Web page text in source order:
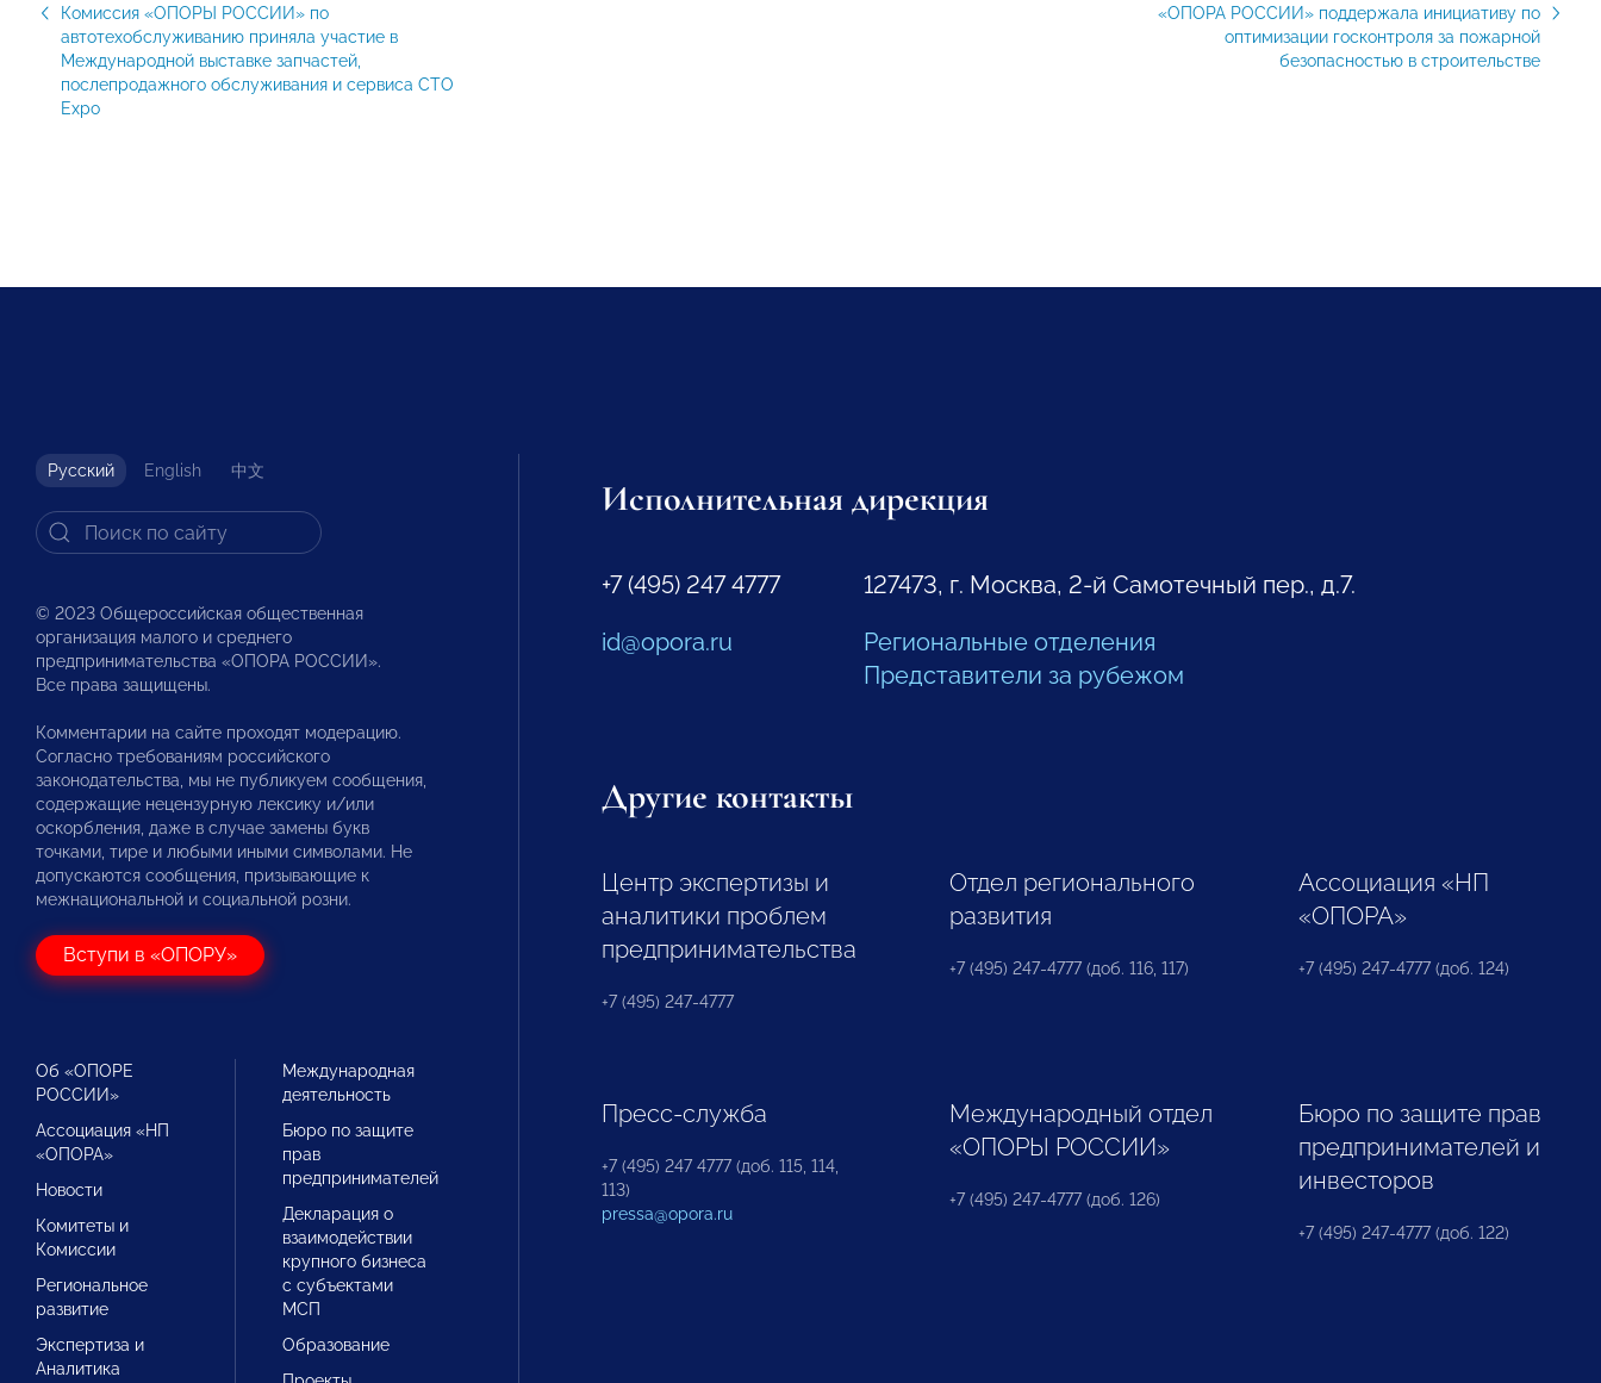
Комиссия «ОПОРЫ РОССИИ» по
автотехобслуживанию приняла участие в
Международной выставке запчастей,
послепродажного обслуживания и сервиса СТО
Expo
«ОПОРА РОССИИ» поддержала инициативу по
оптимизации госконтроля за пожарной
безопасностью в строительстве
Русский English 中文
© 2023 Общероссийская общественная
организация малого и среднего
предпринимательства «ОПОРА РОССИИ».
Все права защищены.
Комментарии на сайте проходят модерацию.
Согласно требованиям российского
законодательства, мы не публикуем сообщения,
содержащие нецензурную лексику и/или
оскорбления, даже в случае замены букв
точками, тире и любыми иными символами. Не
допускаются сообщения, призывающие к
межнациональной и социальной розни.
Вступи в «ОПОРУ»
Об «ОПОРЕ
РОССИИ»
Ассоциация «НП
«ОПОРА»
Новости
Комитеты и
Комиссии
Региональное
развитие
Экспертиза и
Аналитика
Международная
деятельность
Бюро по защите
прав
предпринимателей
Декларация о
взаимодействии
крупного бизнеса
с субъектами
МСП
Образование
Исполнительная дирекция
+7 (495) 247 4777
id@opora.ru
127473, г. Москва, 2-й Самотечный пер., д.7.
Региональные отделения
Представители за рубежом
Другие контакты
Центр экспертизы и
аналитики проблем
предпринимательства
+7 (495) 247-4777
Отдел регионального
развития
+7 (495) 247-4777 (доб. 116, 117)
Ассоциация «НП
«ОПОРА»
+7 (495) 247-4777 (доб. 124)
Пресс-служба
+7 (495) 247 4777 (доб. 115, 114,
113)
pressa@opora.ru
Международный отдел
«ОПОРЫ РОССИИ»
+7 (495) 247-4777 (доб. 126)
Бюро по защите прав
предпринимателей и
инвесторов
+7 (495) 247-4777 (доб. 122)